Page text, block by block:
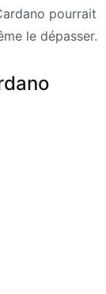
pourrait
le dépasser.